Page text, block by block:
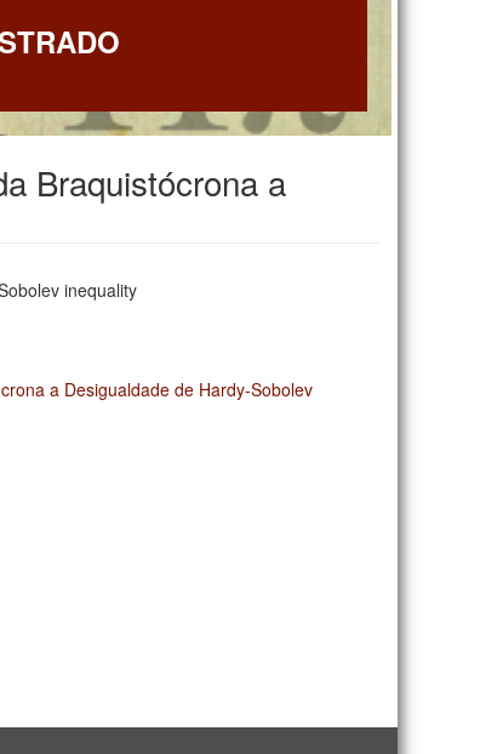
Braquistócrona a
inequality
a Desigualdade de Hardy-Sobolev